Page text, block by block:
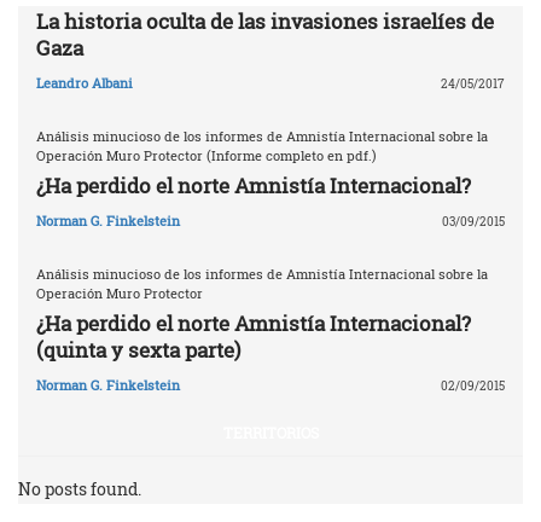
La historia oculta de las invasiones israelíes de
Gaza
Leandro Albani 24/05/2017
Análisis minucioso de los informes de Amnistía Internacional sobre la
Operación Muro Protector (Informe completo en pdf.)
¿Ha perdido el norte Amnistía Internacional?
Norman G. Finkelstein 03/09/2015
Análisis minucioso de los informes de Amnistía Internacional sobre la
Operación Muro Protector
¿Ha perdido el norte Amnistía Internacional?
(quinta y sexta parte)
Norman G. Finkelstein 02/09/2015
No posts found.